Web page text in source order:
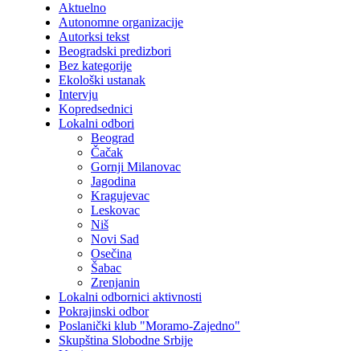
Aktuelno
Autonomne organizacije
Autorksi tekst
Beogradski predizbori
Bez kategorije
Ekološki ustanak
Intervju
Kopredsednici
Lokalni odbori
Beograd
Čačak
Gornji Milanovac
Jagodina
Kragujevac
Leskovac
Niš
Novi Sad
Osečina
Šabac
Zrenjanin
Lokalni odbornici aktivnosti
Pokrajinski odbor
Poslanički klub "Moramo-Zajedno"
Skupština Slobodne Srbije